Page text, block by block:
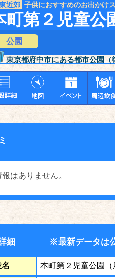
近郊 子供におすすめのお出かけ
町第２児童公
公園
東京都府中市にある都市公園（
はありません。
詳細 ※最新データは
本町第２児童公園（